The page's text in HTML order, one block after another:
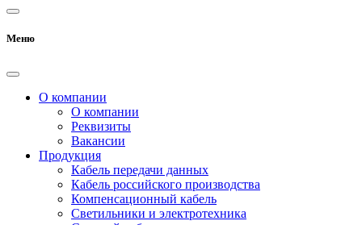
Меню
О компании
О компании
Реквизиты
Вакансии
Продукция
Кабель передачи данных
Кабель российского производства
Компенсационный кабель
Светильники и электротехника